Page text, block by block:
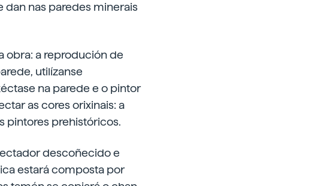
dan nas paredes minerais
obra: a reprodución de
utilízanse
na parede e o pintor
as cores orixinais: a
pintores prehistóricos.
descoñecido e
estará composta por